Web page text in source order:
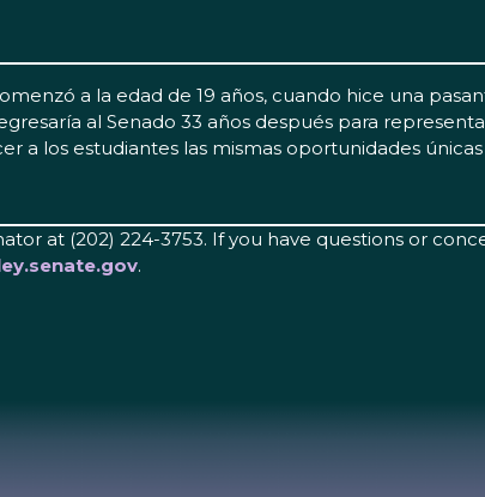
a la edad de 19 años, cuando hice una
al Senado 33 años después para
a los estudiantes las mismas oportunidades
at (202) 224-3753. If you have questions or
.